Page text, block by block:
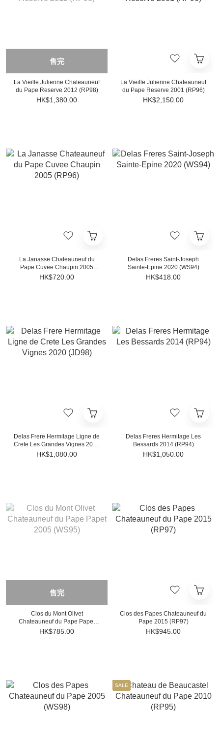
售完
La Vieille Julienne Chateauneuf
du Pape Reserve 2012 (RP98)
HK$1,380.00
La Vieille Julienne Chateauneuf
du Pape Reserve 2001 (RP96)
HK$2,150.00
La Janasse Chateauneuf du
Pape Cuvee Chaupin 2005
(RP96)
HK$720.00
Delas Freres Saint-Joseph
Sainte-Epine 2020 (WS94)
HK$418.00
Delas Frere Hermitage Ligne de
Crete Les Grandes Vignes 2020
(JD98)
HK$1,080.00
Delas Freres Hermitage Les
Bessards 2014 (RP94)
HK$1,050.00
售完
Clos du Mont Olivet
Chateauneuf du Pape Papet
2005 (WS95)
HK$785.00
Clos des Papes Chateauneuf du
Pape 2015 (RP97)
HK$945.00
SALE